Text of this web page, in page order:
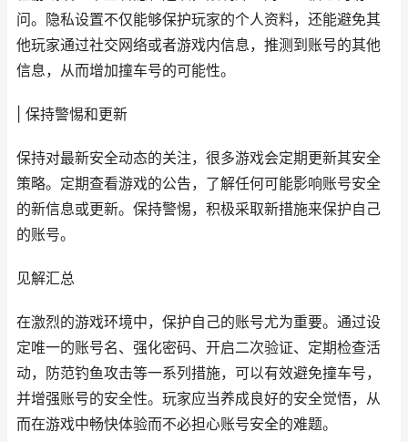
问。隐私设置不仅能够保护玩家的个人资料，还能避免其
他玩家通过社交网络或者游戏内信息，推测到账号的其他
信息，从而增加撞车号的可能性。
| 保持警惕和更新
保持对最新安全动态的关注，很多游戏会定期更新其安全
策略。定期查看游戏的公告，了解任何可能影响账号安全
的新信息或更新。保持警惕，积极采取新措施来保护自己
的账号。
见解汇总
在激烈的游戏环境中，保护自己的账号尤为重要。通过设
定唯一的账号名、强化密码、开启二次验证、定期检查活
动，防范钓鱼攻击等一系列措施，可以有效避免撞车号，
并增强账号的安全性。玩家应当养成良好的安全觉悟，从
而在游戏中畅快体验而不必担心账号安全的难题。